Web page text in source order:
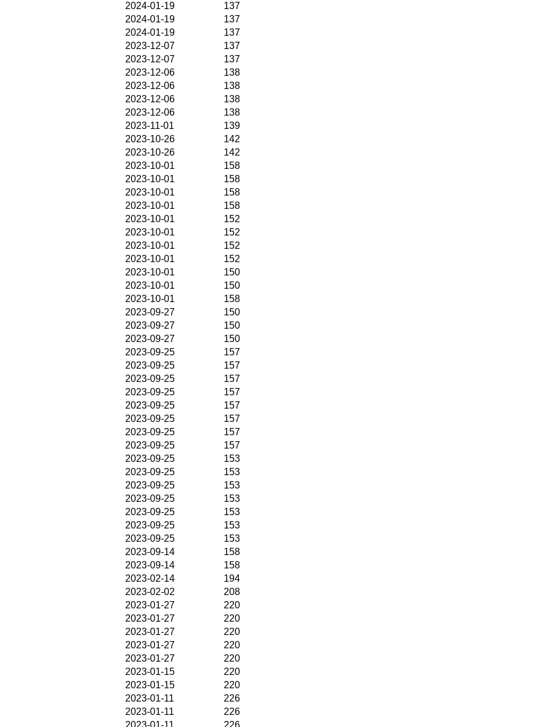
2024-01-19
137
2024-01-19
137
2024-01-19
137
2023-12-07
137
2023-12-07
137
2023-12-06
138
2023-12-06
138
2023-12-06
138
2023-12-06
138
2023-11-01
139
2023-10-26
142
2023-10-26
142
2023-10-01
158
2023-10-01
158
2023-10-01
158
2023-10-01
158
2023-10-01
152
2023-10-01
152
2023-10-01
152
2023-10-01
152
2023-10-01
150
2023-10-01
150
2023-10-01
158
2023-09-27
150
2023-09-27
150
2023-09-27
150
2023-09-25
157
2023-09-25
157
2023-09-25
157
2023-09-25
157
2023-09-25
157
2023-09-25
157
2023-09-25
157
2023-09-25
157
2023-09-25
153
2023-09-25
153
2023-09-25
153
2023-09-25
153
2023-09-25
153
2023-09-25
153
2023-09-25
153
2023-09-14
158
2023-09-14
158
2023-02-14
194
2023-02-02
208
2023-01-27
220
2023-01-27
220
2023-01-27
220
2023-01-27
220
2023-01-27
220
2023-01-15
220
2023-01-15
220
2023-01-11
226
2023-01-11
226
2023-01-11
226